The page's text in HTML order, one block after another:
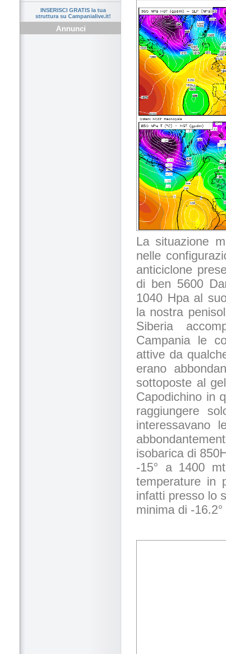
INSERISCI GRATIS la tua
struttura su Campanialive.it!
Annunci
La situazione
nelle
anticiclone
di ben 5600
1040 Hpa al
la nostra
Siberia
Campania le
attive da
erano
sottoposte al
Capodichino in
raggiungere
interessavano
isobarica di
-15° a 1400
temperature in
infatti presso lo
minima di -